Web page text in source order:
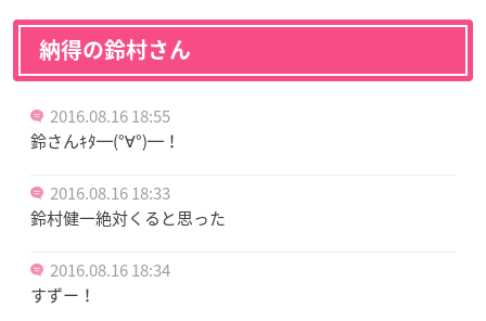
納得の鈴村さん
2016.08.16 18:55
鈴さんｷﾀ━(°∀°)━！
2016.08.16 18:33
鈴村健一絶対くると思った
2016.08.16 18:34
すずー！